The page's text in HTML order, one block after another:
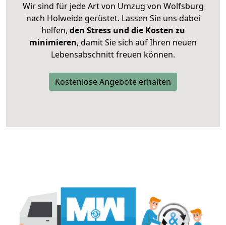
Wir sind für jede Art von Umzug von Wolfsburg
nach Holweide gerüstet. Lassen Sie uns dabei
helfen, den Stress und die Kosten zu
minimieren, damit Sie sich auf Ihren neuen
Lebensabschnitt freuen können.
Kostenlose Angebote erhalten